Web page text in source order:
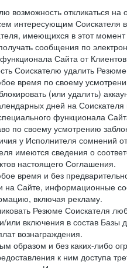
возможность откликаться
интересующим Соискателя
имеющихся в этот
сообщения по
Сайта от
Соискателю удалить
время по своему
(или удалить)
дней на
функционала
по своему усмотрению
у Исполнителя сомнений
имеются сведения о
настоящего Соглашения.
время и без
на Сайте, информационные
включая рекламу.
Резюме Соискателя
включения в состав Базы
вознаграждения.
образом и без каких-либо
к ним доступа